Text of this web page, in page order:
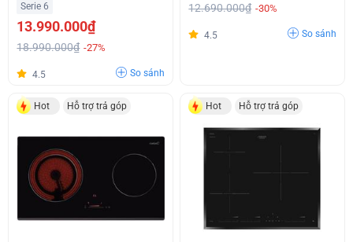
Serie 6
13.990.000₫
18.990.000₫ -27%
4.5 So sánh
12.690.000₫ -30%
4.5 So sánh
Hot Hỗ trợ trả góp Hot Hỗ trợ trả góp